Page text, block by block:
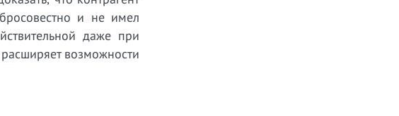
и не имел
даже при
возможности